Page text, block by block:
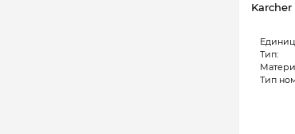
Karcher
Тип:
Тип